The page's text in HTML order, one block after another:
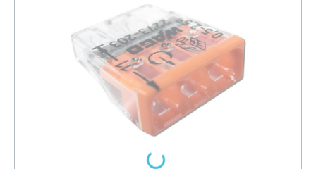
Loading...